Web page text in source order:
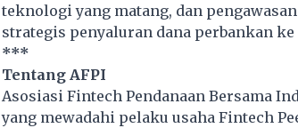
teknologi yang matang, dan
strategis penyaluran dana perbankan
***
Tentang AFPI
Asosiasi Fintech Pendanaan Bersama
yang mewadahi pelaku usaha Fintech